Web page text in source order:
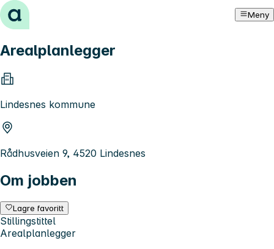
Hopp til innhold Meny
Arealplanlegger
Lindesnes kommune
Rådhusveien 9, 4520 Lindesnes
Om jobben
Lagre favoritt
Stillingstittel
Arealplanlegger